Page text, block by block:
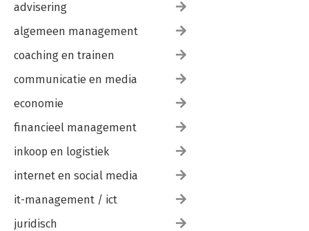
advisering
algemeen management
coaching en trainen
communicatie en media
economie
financieel management
inkoop en logistiek
internet en social media
it-management / ict
juridisch